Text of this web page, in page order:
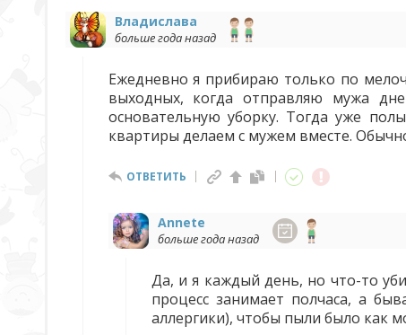
Владислава
больше года назад
Ежедневно я прибираю только по
выходных, когда отправляю мужа
основательную уборку. Тогда уже
квартиры делаем с мужем вместе.
ОТВЕТИТЬ
Annete
больше года назад
Да, и я каждый день, но что-то
процесс занимает полчаса, а
аллергики), чтобы пыли было как